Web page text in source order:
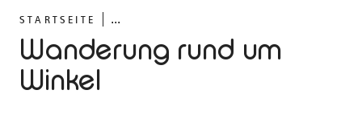
STARTSEITE ...
Wanderung rund um
Winkel